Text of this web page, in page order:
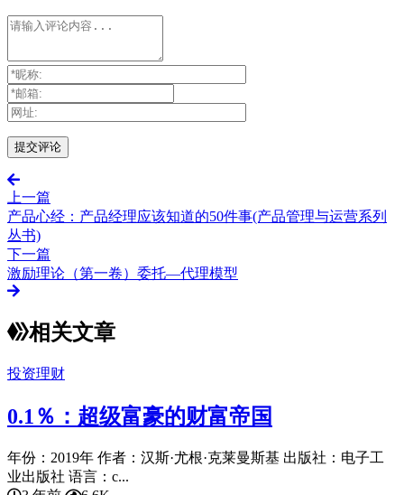
上一篇
产品心经：产品经理应该知道的50件事(产品管理与运营系列
丛书)
下一篇
激励理论（第一卷）委托—代理模型
相关文章
投资理财
0.1％：超级富豪的财富帝国
年份：2019年 作者：汉斯·尤根·克莱曼斯基 出版社：电子工
业出版社 语言：c...